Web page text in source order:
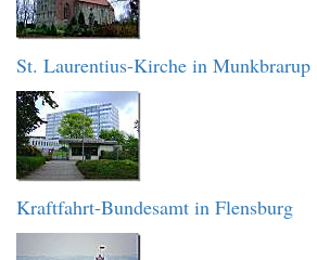
St. Laurentius-Kirche in Munkbrarup
Kraftfahrt-Bundesamt in Flensburg